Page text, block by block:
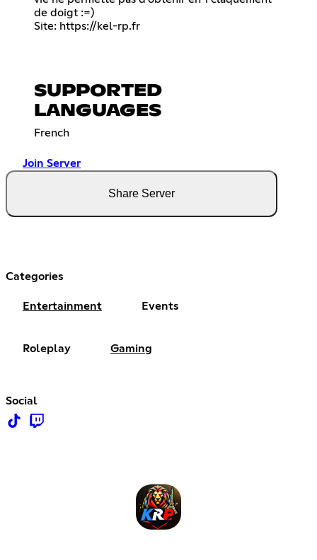
de doigt :=)
Site: https://kel-rp.fr
SUPPORTED
LANGUAGES
French
Join Server
Share Server
Categories
Entertainment Events
Roleplay Gaming
Social